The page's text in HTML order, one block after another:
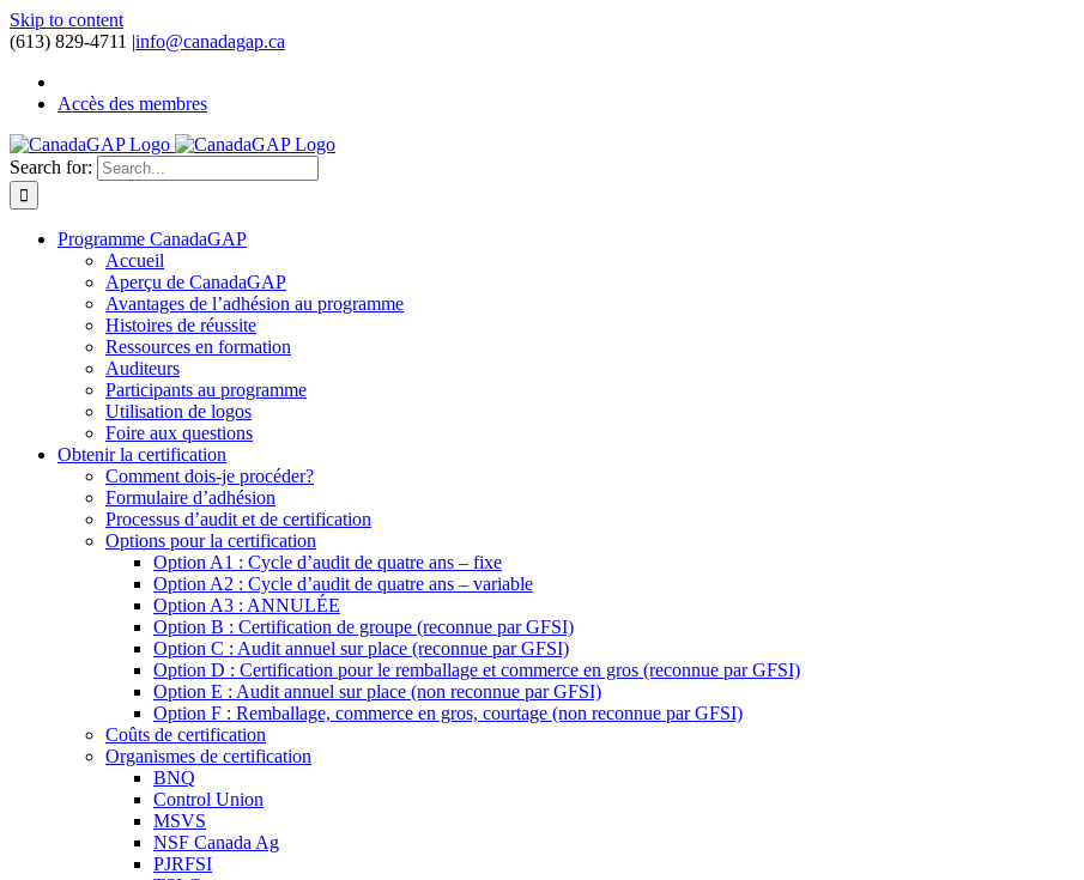
Skip to content
(613) 829-4711 |info@canadagap.ca
Accès des membres
Search for:
Programme CanadaGAP
Accueil
Aperçu de CanadaGAP
Avantages de l’adhésion au programme
Histoires de réussite
Ressources en formation
Auditeurs
Participants au programme
Utilisation de logos
Foire aux questions
Obtenir la certification
Comment dois-je procéder?
Formulaire d’adhésion
Processus d’audit et de certification
Options pour la certification
Option A1 : Cycle d’audit de quatre ans – fixe
Option A2 : Cycle d’audit de quatre ans – variable
Option A3 : ANNULÉE
Option B : Certification de groupe (reconnue par GFSI)
Option C : Audit annuel sur place (reconnue par GFSI)
Option D : Certification pour le remballage et commerce en gros (reconnue par GFSI)
Option E : Audit annuel sur place (non reconnue par GFSI)
Option F : Remballage, commerce en gros, courtage (non reconnue par GFSI)
Coûts de certification
Organismes de certification
BNQ
Control Union
MSVS
NSF Canada Ag
PJRFSI